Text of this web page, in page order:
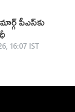
పీఎస్‌కు
16:07 IST